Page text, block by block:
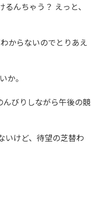
んちゃう？ えっと、
からないのでとりあえ
か。
びりしながら午後の競
いけど、待望の芝替わ